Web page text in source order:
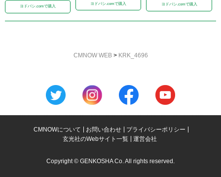
ヨドバシ.comで購入
ヨドバシ.comで購入 ヨドバシ.comで購入
CMNOW WEB> KRK_4696
CMNOWについて お問い合わせ
プライバシーポリシー
玄光社のWebサイト一覧
運営会社
Copyright © GENKOSHA Co. All rights reserved.